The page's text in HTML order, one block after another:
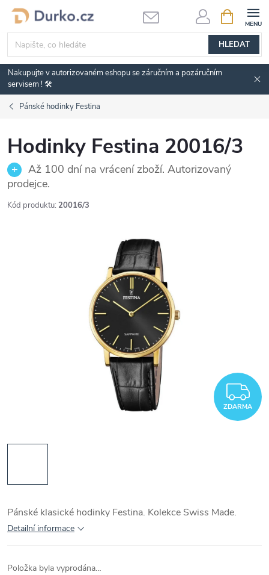
Přejít
obsah
HLEDAT
NÁKUPNÍ
KOŠÍK
Nakupujte v autorizovaném eshopu se záručním a pozáručním
servisem ! 🛠️
Pánské hodinky Festina
Hodinky Festina 20016/3
Až 100 dní na vrácení zboží. Autorizovaný
prodejce.
Kód produktu: 20016/3
ZDARMA
Pánské klasické hodinky Festina. Kolekce Swiss Made.
Detailní informace
Položka byla vyprodána…